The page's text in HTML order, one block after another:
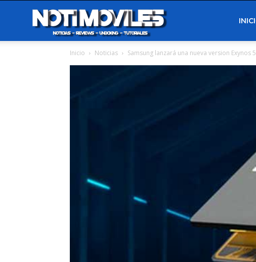
Inicio Noticias Samsung lanzará una nueva version Exynos